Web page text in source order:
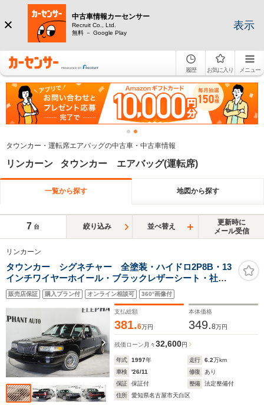
中古車情報カーセンサー
Recruit Co., Ltd.
無料 － Google Play
表示
履歴 お気に入り メニュー
タウンカー・運転席エアバッグの中古車・中古車情報
リンカーン タウンカー エアバッグ(運転席)
一覧から探す 地図から探す
7 台 絞り込み 並べ替え
更新時に
メール受信
リンカーン
タウンカー シグネチャー 全塗装・ハイドロ2P8B・13
インチワイヤーホイール・ブラックレザーシート・社外7
インチナビ・オートエアコン・パワーシート・ETC・フ
ロアマット・コラムシフト・パワステ・パワーウィンド
販売店保証 購入プラン付 オンライン相談可 360°画像付
支払総額
381.6万円
本体価格
349.8万円
残価ローン 月々32,600円
年式 1997年 走行 6.2万km
車検
'26/11 修復
あり
保証
保証付 整備
法定整備付
住所
愛知県名古屋市天白区